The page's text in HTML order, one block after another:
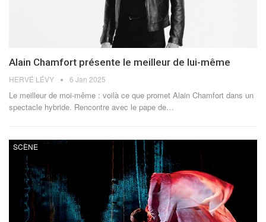
Alain Chamfort présente le meilleur de lui-même
HERVÉ LÉVY 6 Jan 2025
Le meilleur de moi-même : voilà ce que promet Alain Chamfort dans un
spectacle hybride. Rencontre avec le pape de…
SCÈNE